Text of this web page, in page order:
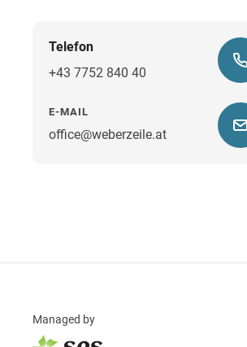
Telefon
+43 7752 840 40
E-MAIL
office@weberzeile.at
Managed by